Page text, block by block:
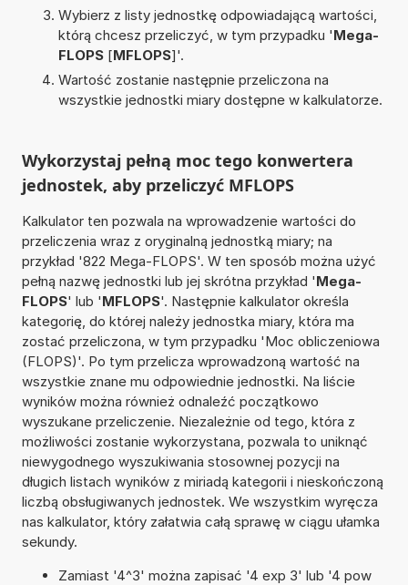
Wybierz z listy jednostkę odpowiadającą wartości,
którą chcesz przeliczyć, w tym przypadku 'Mega-
FLOPS[MFLOPS]'.
Wartość zostanie następnie przeliczona na
wszystkie jednostki miary dostępne w kalkulatorze.
Wykorzystaj pełną moc tego konwertera
jednostek, aby przeliczyć MFLOPS
Kalkulator ten pozwala na wprowadzenie wartości do
przeliczenia wraz z oryginalną jednostką miary; na
przykład '822 Mega-FLOPS'. W ten sposób można użyć
pełną nazwę jednostki lub jej skrótna przykład 'Mega-
FLOPS' lub 'MFLOPS'. Następnie kalkulator określa
kategorię, do której należy jednostka miary, która ma
zostać przeliczona, w tym przypadku 'Moc obliczeniowa
(FLOPS)'. Po tym przelicza wprowadzoną wartość na
wszystkie znane mu odpowiednie jednostki. Na liście
wyników można również odnaleźć początkowo
wyszukane przeliczenie. Niezależnie od tego, która z
możliwości zostanie wykorzystana, pozwala to uniknąć
niewygodnego wyszukiwania stosownej pozycji na
długich listach wyników z miriadą kategorii i nieskończoną
liczbą obsługiwanych jednostek. We wszystkim wyręcza
nas kalkulator, który załatwia całą sprawę w ciągu ułamka
sekundy.
Zamiast '4^3' można zapisać '4 exp 3' lub '4 pow